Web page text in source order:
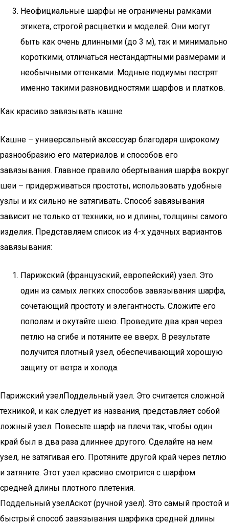
Неофициальные шарфы не ограничены рамками
этикета, строгой расцветки и моделей. Они могут
быть как очень длинными (до 3 м), так и минимально
короткими, отличаться нестандартными размерами и
необычными оттенками. Модные подиумы пестрят
именно такими разновидностями шарфов и платков.
Как красиво завязывать кашне
Кашне – универсальный аксессуар благодаря широкому
разнообразию его материалов и способов его
завязывания. Главное правило обертывания шарфа вокруг
шеи – придерживаться простоты, использовать удобные
узлы и их сильно не затягивать. Способ завязывания
зависит не только от техники, но и длины, толщины самого
изделия. Представляем список из 4-х удачных вариантов
завязывания:
Парижский (французский, европейский) узел. Это
один из самых легких способов завязывания шарфа,
сочетающий простоту и элегантность. Сложите его
пополам и окутайте шею. Проведите два края через
петлю на сгибе и потяните ее вверх. В результате
получится плотный узел, обеспечивающий хорошую
защиту от ветра и холода.
Парижский узелПоддельный узел. Это считается сложной
техникой, и как следует из названия, представляет собой
ложный узел. Повесьте шарф на плечи так, чтобы один
край был в два раза длиннее другого. Сделайте на нем
узел, не затягивая его. Протяните другой край через петлю
и затяните. Этот узел красиво смотрится с шарфом
средней длины плотного плетения.
Поддельный узелАскот (ручной узел). Это самый простой и
быстрый способ завязывания шарфика средней длины